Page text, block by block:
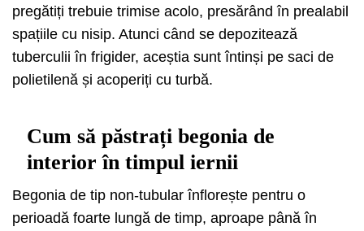
pregătiți trebuie trimise acolo, presărând în prealabil
spațiile cu nisip. Atunci când se depozitează
tuberculii în frigider, aceștia sunt întinși pe saci de
polietilenă și acoperiți cu turbă.
Cum să păstrați begonia de
interior în timpul iernii
Begonia de tip non-tubular înflorește pentru o
perioadă foarte lungă de timp, aproape până în